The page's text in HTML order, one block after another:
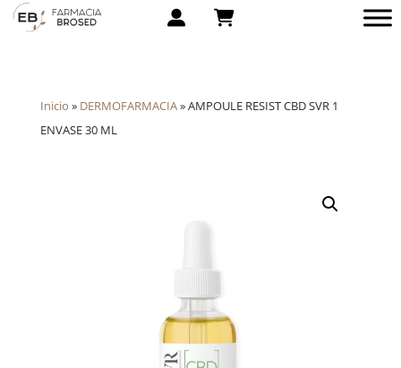
Inicio » DERMOFARMACIA»AMPOULE RESIST CBD SVR 1
ENVASE 30 ML